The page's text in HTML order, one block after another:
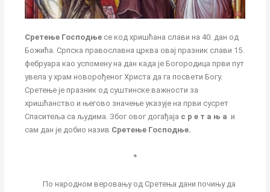
Сретење Господње се код хришћана слави на 40. дан од
Божића. Српска православна црква овај празник слави 15.
фебруара као успомену на дан када је Богородица први пут
увела у храм новорођеног Христа да га посвети Богу.
Сретење је празник од суштинске важности за
хришћанство и његово значење указује на први сусрет
Спаситеља са људима. Због овог догађаја с р е т а њ а и
сам дан је добио назив Сретење Господње.
*
По народном веровању од Сретења дани почињу да